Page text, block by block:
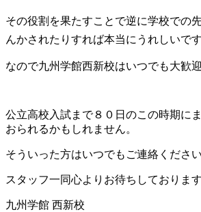
その役割を果たすことで逆に学校での
んかされたりすれば本当にうれしいです
なので九州学館西新校はいつでも大歓迎
公立高校入試まで８０日のこの時期に
おられるかもしれません。
そういった方はいつでもご連絡ください
スタッフ一同心よりお待ちしております
九州学館 西新校